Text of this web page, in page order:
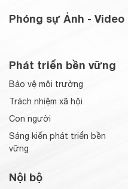
Phóng sự Ảnh - Video
Phát triển bền vững
Bảo vệ môi trường
Trách nhiệm xã hội
Con người
Sáng kiến phát triển bền
vững
Nội bộ